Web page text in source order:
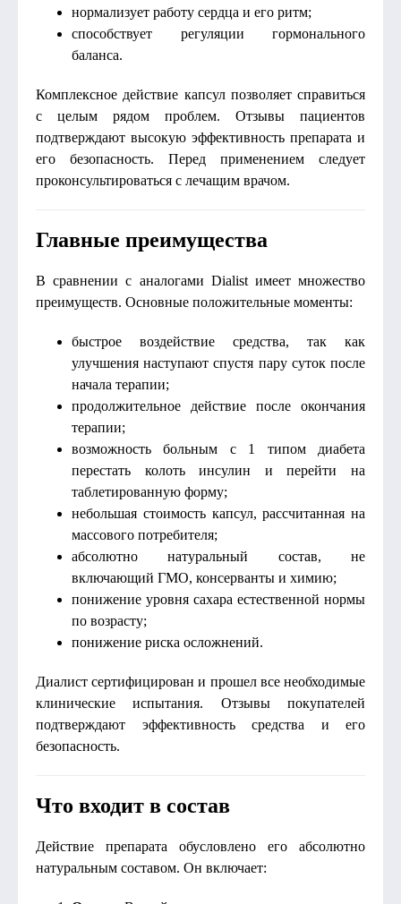
нормализует работу сердца и его ритм;
способствует регуляции гормонального
баланса.
Комплексное действие капсул позволяет справиться
с целым рядом проблем. Отзывы пациентов
подтверждают высокую эффективность препарата и
его безопасность. Перед применением следует
проконсультироваться с лечащим врачом.
Главные преимущества
В сравнении с аналогами Dialist имеет множество
преимуществ. Основные положительные моменты:
быстрое воздействие средства, так как
улучшения наступают спустя пару суток после
начала терапии;
продолжительное действие после окончания
терапии;
возможность больным с 1 типом диабета
перестать колоть инсулин и перейти на
таблетированную форму;
небольшая стоимость капсул, рассчитанная на
массового потребителя;
абсолютно натуральный состав, не
включающий ГМО, консерванты и химию;
понижение уровня сахара естественной нормы
по возрасту;
понижение риска осложнений.
Диалист сертифицирован и прошел все необходимые
клинические испытания. Отзывы покупателей
подтверждают эффективность средства и его
безопасность.
Что входит в состав
Действие препарата обусловлено его абсолютно
натуральным составом. Он включает: